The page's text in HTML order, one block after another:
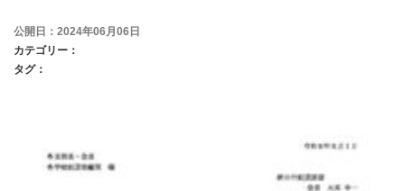
公開日：2024年06月06日
カテゴリー：
タグ：